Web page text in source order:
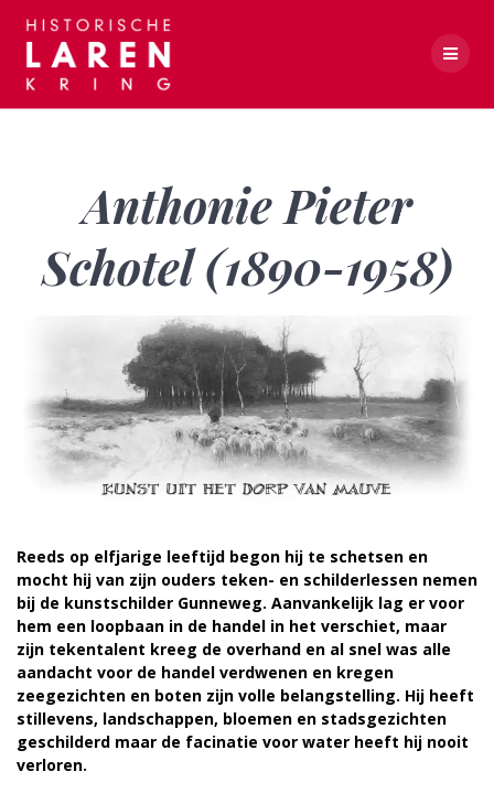
Anthonie Pieter
Schotel (1890-1958)
Reeds op elfjarige leeftijd begon hij te schetsen en
mocht hij van zijn ouders teken- en schilderlessen nemen
bij de kunstschilder Gunneweg. Aanvankelijk lag er voor
hem een loopbaan in de handel in het verschiet, maar
zijn tekentalent kreeg de overhand en al snel was alle
aandacht voor de handel verdwenen en kregen
zeegezichten en boten zijn volle belangstelling. Hij heeft
stillevens, landschappen, bloemen en stadsgezichten
geschilderd maar de facinatie voor water heeft hij nooit
verloren.